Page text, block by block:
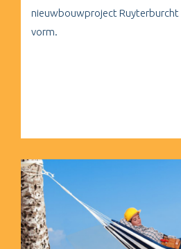
nieuwbouwproject Ruyterburcht
vorm.